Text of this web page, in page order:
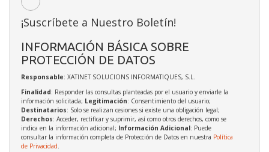
¡Suscríbete a Nuestro Boletín!
INFORMACIÓN BÁSICA SOBRE
PROTECCIÓN DE DATOS
Responsable: XATINET SOLUCIONS INFORMATIQUES, S.L.
Finalidad: Responder las consultas planteadas por el usuario y enviarle la
información solicitada; Legitimación: Consentimiento del usuario;
Destinatarios: Solo se realizan cesiones si existe una obligación legal;
Derechos: Acceder, rectificar y suprimir, así como otros derechos, como se
indica en la información adicional; Información Adicional: Puede
consultar la información completa de Protección de Datos en nuestra Política
de Privacidad